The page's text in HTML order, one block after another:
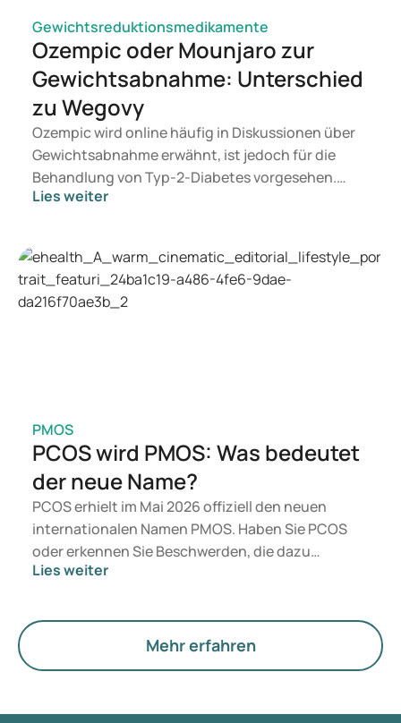
Gewichtsreduktionsmedikamente
Ozempic oder Mounjaro zur
Gewichtsabnahme: Unterschied
zu Wegovy
Ozempic wird online häufig in Diskussionen über
Gewichtsabnahme erwähnt, ist jedoch für die
Behandlung von Typ-2-Diabetes vorgesehen.
Suchen Sie eine Therapie zur Gewichtskontrolle,
geeignet ist, entscheidet ein Arzt auf Grundlage
Ihrer Gesundheit, Ihres BMI und Ihres
Medikamentenkonsums.
Lies weiter
PMOS
PCOS wird PMOS: Was bedeutet
der neue Name?
PCOS erhielt im Mai 2026 offiziell den neuen
internationalen Namen PMOS. Haben Sie PCOS
oder erkennen Sie Beschwerden, die dazu
passen? Medizinisch ändert sich zunächst nichts.
Hormone, den Stoffwechsel und die Funktion der
Lies weiter
Mehr erfahren